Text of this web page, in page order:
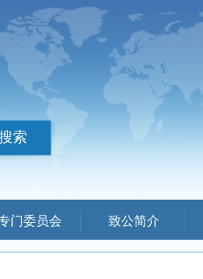
门委员会 致公简介